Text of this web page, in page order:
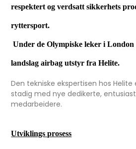
respektert og verdsatt sikkerhets
ryttersport.
Under de Olympiske leker i London
landslag airbag utstyr fra Helite.
Den tekniske ekspertisen hos
stadig med nye dedikerte,
medarbeidere.
Utviklings prosess